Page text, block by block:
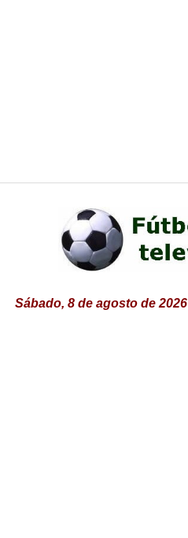
Sábado, 8 de agosto de 2026